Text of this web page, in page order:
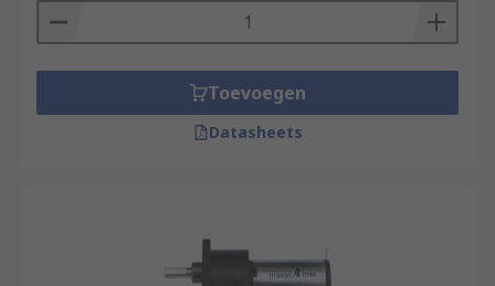
Toevoegen
Datasheets